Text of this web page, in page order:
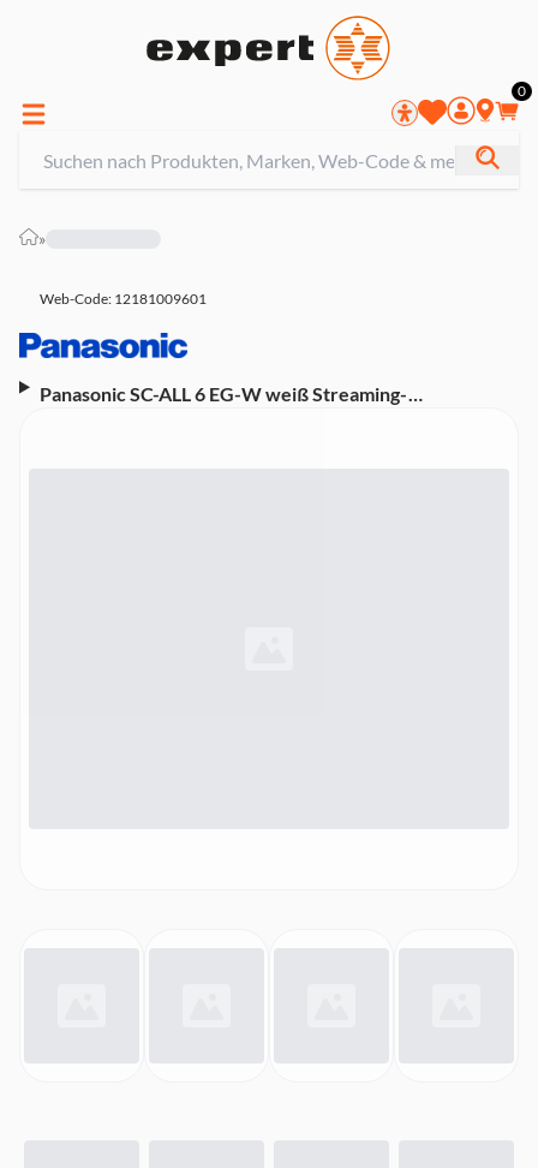
0
»
Web-Code: 12181009601
Panasonic SC-ALL 6 EG-W weiß Streaming-